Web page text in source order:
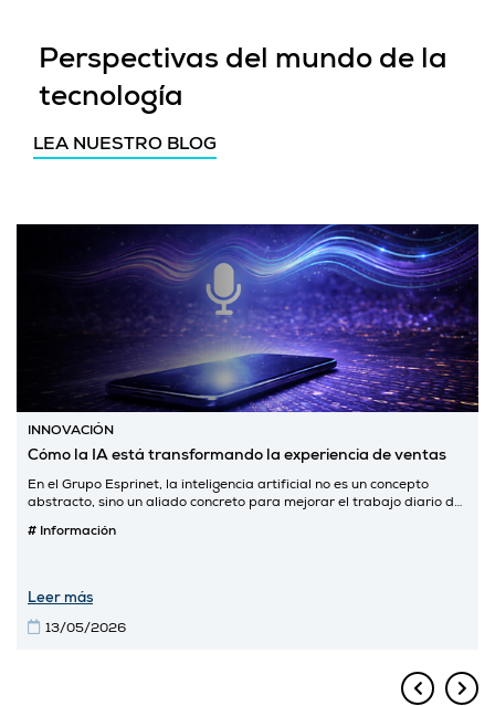
Perspectivas del mundo de la
tecnología
LEA NUESTRO BLOG
INNOVACIÓN
Cómo la IA está transformando la experiencia de ventas
En el Grupo Esprinet, la inteligencia artificial no es un concepto
abstracto, sino un aliado concreto para mejorar el trabajo diario de
desarrollados por los equipos de Data Science y CRM, estamos
estructurada, accesible y útil para el negocio.
# Información
Leer más
13/05/2026